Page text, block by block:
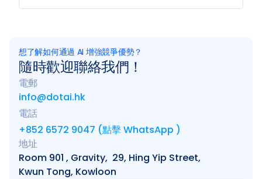
想了解如何通過 AI 增強競爭優勢？
隨時歡迎聯絡我們！
電郵
info@dotai.hk
電話
+852 6572 9047 (點擊 WhatsApp )
地址
Room 901 , Gravity,  29, Hing Yip Street,
Kwun Tong, Kowloon